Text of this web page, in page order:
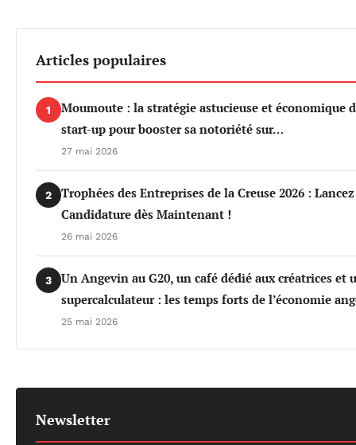
Articles populaires
1
Moumoute : la stratégie astucieuse et économique
start-up pour booster sa notoriété sur…
27 mai 2026
2
Trophées des Entreprises de la Creuse 2026 :
Candidature dès Maintenant !
26 mai 2026
3
Un Angevin au G20, un café dédié aux créatrices et
supercalculateur : les temps forts de l’économie
25 mai 2026
Newsletter